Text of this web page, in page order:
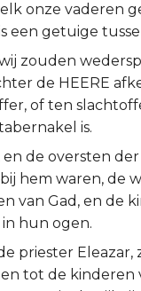
onze vaderen
een getuige
zouden
de HEERE
of ten
is.
en de oversten
hem waren, de
van Gad, en de
hun ogen.
priester
tot de kinderen